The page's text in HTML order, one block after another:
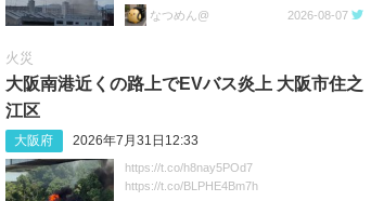
なつめん@
2026-08-07
火災
大阪南港近くの路上でEVバス炎上 大阪市住之
江区
大阪府 2026年7月31日12:33
https://t.co/h8nay5POd7
https://t.co/BLPHE4Bm7h